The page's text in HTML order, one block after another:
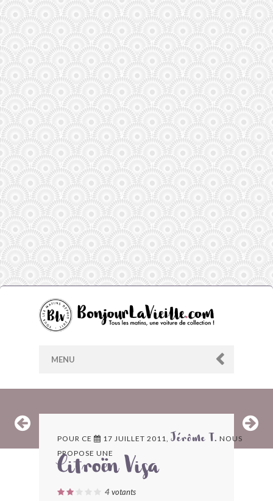
MENU
ARCHIVES
LES CONTRIBUTEURS
POUR CE 17 JUILLET 2011, Jérôme T. NOUS
PROPOSE UNE
Citroën Visa
4votants